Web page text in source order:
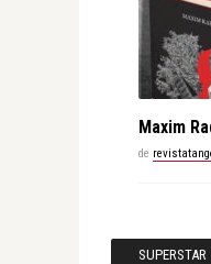
Maxim
de
SUPERSTAR